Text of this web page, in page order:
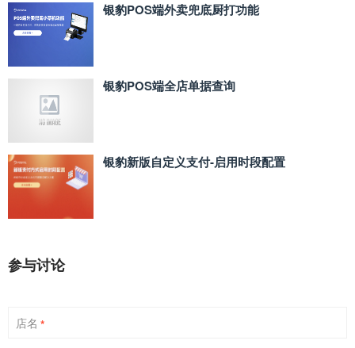
银豹POS端外卖兜底厨打功能
银豹POS端全店单据查询
银豹新版自定义支付‑启用时段配置
参与讨论
店名 *